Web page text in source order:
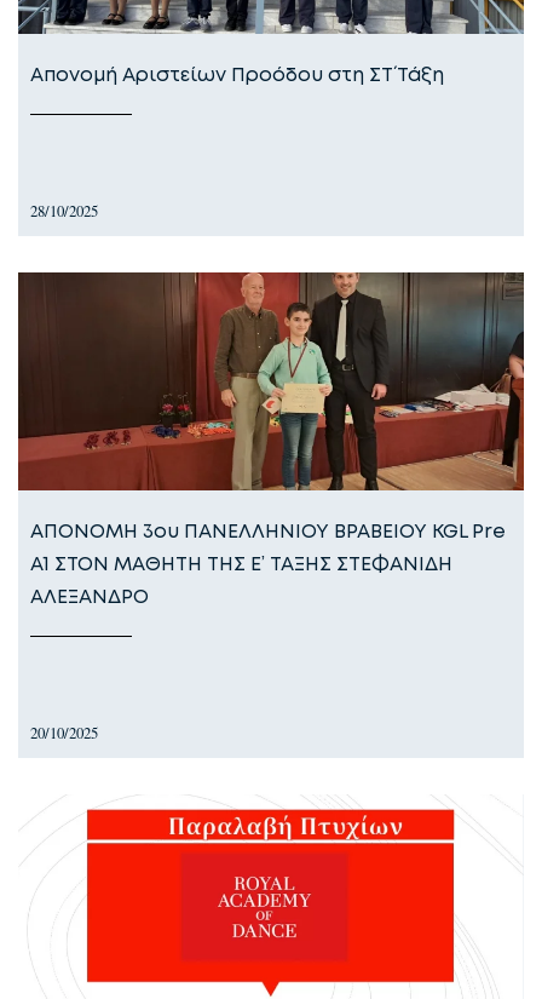
Απονομή Αριστείων Προόδου στη ΣΤ΄ Τάξη
28/10/2025
ΑΠΟΝΟΜΗ 3ου ΠΑΝΕΛΛΗΝΙΟΥ ΒΡΑΒΕΙΟΥ KGL Pre
A1 ΣΤΟΝ ΜΑΘΗΤΗ ΤΗΣ Ε’ ΤΑΞΗΣ ΣΤΕΦΑΝΙΔΗ
ΑΛΕΞΑΝΔΡΟ
20/10/2025